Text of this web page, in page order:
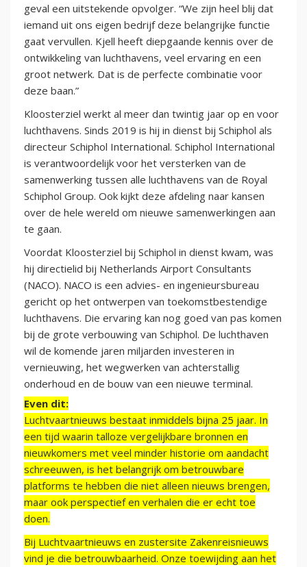
geval een uitstekende opvolger. “We zijn heel blij dat
iemand uit ons eigen bedrijf deze belangrijke functie
gaat vervullen. Kjell heeft diepgaande kennis over de
ontwikkeling van luchthavens, veel ervaring en een
groot netwerk. Dat is de perfecte combinatie voor
deze baan.”
Kloosterziel werkt al meer dan twintig jaar op en voor
luchthavens. Sinds 2019 is hij in dienst bij Schiphol als
directeur Schiphol International. Schiphol International
is verantwoordelijk voor het versterken van de
samenwerking tussen alle luchthavens van de Royal
Schiphol Group. Ook kijkt deze afdeling naar kansen
over de hele wereld om nieuwe samenwerkingen aan
te gaan.
Voordat Kloosterziel bij Schiphol in dienst kwam, was
hij directielid bij Netherlands Airport Consultants
(NACO). NACO is een advies- en ingenieursbureau
gericht op het ontwerpen van toekomstbestendige
luchthavens. Die ervaring kan nog goed van pas komen
bij de grote verbouwing van Schiphol. De luchthaven
wil de komende jaren miljarden investeren in
vernieuwing, het wegwerken van achterstallig
onderhoud en de bouw van een nieuwe terminal.
Even dit:
Luchtvaartnieuws bestaat inmiddels bijna 25 jaar. In
een tijd waarin talloze vergelijkbare bronnen en
nieuwkomers met veel minder historie om aandacht
schreeuwen, is het belangrijk om betrouwbare
platforms te hebben die niet alleen nieuws brengen,
maar ook perspectief en verhalen die er echt toe
doen.
Bij Luchtvaartnieuws en zustersite Zakenreisnieuws
vind je die betrouwbaarheid. Onze toewijding aan het